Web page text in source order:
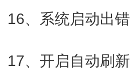
16、系统启动出
17、开启自动刷